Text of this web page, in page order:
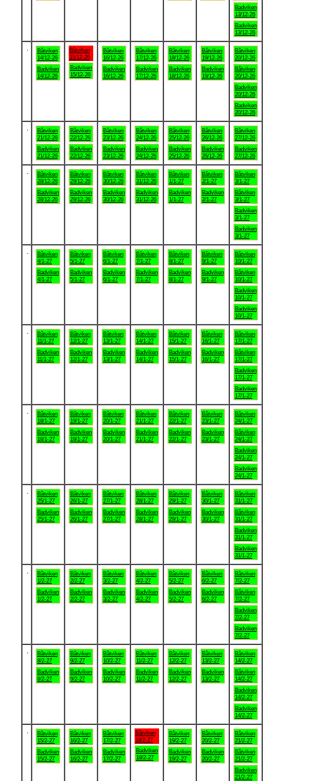
Badviken
13/12-26
Badviken
13/12-26
Båtviken
14/12-26
Badviken
14/12-26
Båtviken
15/12-26
Badviken
15/12-26
Båtviken
16/12-26
Badviken
16/12-26
Båtviken
17/12-26
Badviken
17/12-26
Båtviken
18/12-26
Badviken
18/12-26
Båtviken
19/12-26
Badviken
19/12-26
Båtviken
20/12-26
Båtviken
20/12-26
Badviken
20/12-26
Badviken
20/12-26
Båtviken
21/12-26
Badviken
21/12-26
Båtviken
22/12-26
Badviken
22/12-26
Båtviken
23/12-26
Badviken
23/12-26
Båtviken
24/12-26
Badviken
24/12-26
Båtviken
25/12-26
Badviken
25/12-26
Båtviken
26/12-26
Badviken
26/12-26
Båtviken
27/12-26
Badviken
27/12-26
Båtviken
28/12-26
Badviken
28/12-26
Båtviken
29/12-26
Badviken
29/12-26
Båtviken
30/12-26
Badviken
30/12-26
Båtviken
31/12-26
Badviken
31/12-26
Båtviken
1/1-27
Badviken
1/1-27
Båtviken
2/1-27
Badviken
2/1-27
Båtviken
3/1-27
Båtviken
3/1-27
Badviken
3/1-27
Badviken
3/1-27
Båtviken
4/1-27
Badviken
4/1-27
Båtviken
5/1-27
Badviken
5/1-27
Båtviken
6/1-27
Badviken
6/1-27
Båtviken
7/1-27
Badviken
7/1-27
Båtviken
8/1-27
Badviken
8/1-27
Båtviken
9/1-27
Badviken
9/1-27
Båtviken
10/1-27
Båtviken
10/1-27
Badviken
10/1-27
Badviken
10/1-27
Båtviken
11/1-27
Badviken
11/1-27
Båtviken
12/1-27
Badviken
12/1-27
Båtviken
13/1-27
Badviken
13/1-27
Båtviken
14/1-27
Badviken
14/1-27
Båtviken
15/1-27
Badviken
15/1-27
Båtviken
16/1-27
Badviken
16/1-27
Båtviken
17/1-27
Båtviken
17/1-27
Badviken
17/1-27
Badviken
17/1-27
Båtviken
18/1-27
Badviken
18/1-27
Båtviken
19/1-27
Badviken
19/1-27
Båtviken
20/1-27
Badviken
20/1-27
Båtviken
21/1-27
Badviken
21/1-27
Båtviken
22/1-27
Badviken
22/1-27
Båtviken
23/1-27
Badviken
23/1-27
Båtviken
24/1-27
Båtviken
24/1-27
Badviken
24/1-27
Badviken
24/1-27
Båtviken
25/1-27
Badviken
25/1-27
Båtviken
26/1-27
Badviken
26/1-27
Båtviken
27/1-27
Badviken
27/1-27
Båtviken
28/1-27
Badviken
28/1-27
Båtviken
29/1-27
Badviken
29/1-27
Båtviken
30/1-27
Badviken
30/1-27
Båtviken
31/1-27
Båtviken
31/1-27
Badviken
31/1-27
Badviken
31/1-27
Båtviken
1/2-27
Badviken
1/2-27
Båtviken
2/2-27
Badviken
2/2-27
Båtviken
3/2-27
Badviken
3/2-27
Båtviken
4/2-27
Badviken
4/2-27
Båtviken
5/2-27
Badviken
5/2-27
Båtviken
6/2-27
Badviken
6/2-27
Båtviken
7/2-27
Båtviken
7/2-27
Badviken
7/2-27
Badviken
7/2-27
Båtviken
8/2-27
Badviken
8/2-27
Båtviken
9/2-27
Badviken
9/2-27
Båtviken
10/2-27
Badviken
10/2-27
Båtviken
11/2-27
Badviken
11/2-27
Båtviken
12/2-27
Badviken
12/2-27
Båtviken
13/2-27
Badviken
13/2-27
Båtviken
14/2-27
Båtviken
14/2-27
Badviken
14/2-27
Badviken
14/2-27
Båtviken
15/2-27
Badviken
15/2-27
Båtviken
16/2-27
Badviken
16/2-27
Båtviken
17/2-27
Badviken
17/2-27
Båtviken
18/2-27
Badviken
18/2-27
Båtviken
19/2-27
Badviken
19/2-27
Båtviken
20/2-27
Badviken
20/2-27
Båtviken
21/2-27
Båtviken
21/2-27
Badviken
21/2-27